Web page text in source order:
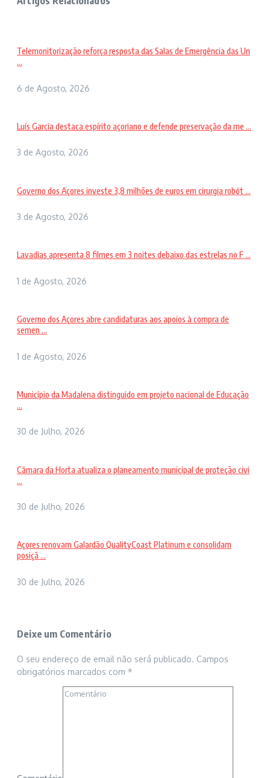
Telemonitorização reforça resposta das Salas de Emergência das Un
...
6 de Agosto, 2026
Luís Garcia destaca espírito açoriano e defende preservação da me ...
3 de Agosto, 2026
Governo dos Açores investe 3,8 milhões de euros em cirurgia robót ...
3 de Agosto, 2026
Lavadias apresenta 8 filmes em 3 noites debaixo das estrelas no F ...
1 de Agosto, 2026
Governo dos Açores abre candidaturas aos apoios à compra de
semen ...
1 de Agosto, 2026
Município da Madalena distinguido em projeto nacional de Educação
...
30 de Julho, 2026
Câmara da Horta atualiza o planeamento municipal de proteção civi
...
30 de Julho, 2026
Açores renovam Galardão QualityCoast Platinum e consolidam
posiçã ...
30 de Julho, 2026
Deixe um Comentário
O seu endereço de email não será publicado. Campos
obrigatórios marcados com *